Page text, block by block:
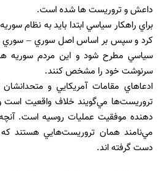
داعش و تروریست ها شده است.
براي راهكار سياسي ابتدا بايد به نظام
كرد و سپس بر اساس اصل سوري – سوري
سياسي مطرح شود و این مردم سوریه
سرنوشت خود را مشخص کنند.
ادعاهاي مقامات آمريكايي و
تروريست‌ها مي‌گويند خلاف واقعیت
دهنده موفقیت عملیات روسیه است.
مي‌نامند همان تروريست‌هايي هستند
دست گرفته اند.